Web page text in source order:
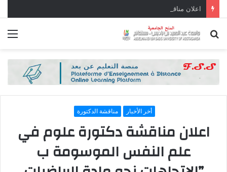
بحث
أخر الأخبار مناقشة الدكتورة
اعلان مناقشة دكتورة علوم في
علم النفس الموسومة ب